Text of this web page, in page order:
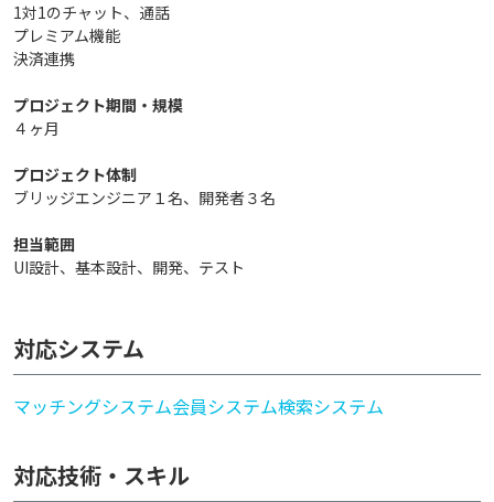
1対1のチャット、通話
プレミアム機能
決済連携
プロジェクト期間・規模
４ヶ月
プロジェクト体制
ブリッジエンジニア１名、開発者３名
担当範囲
UI設計、基本設計、開発、テスト
対応システム
マッチングシステム会員システム検索システム
対応技術・スキル